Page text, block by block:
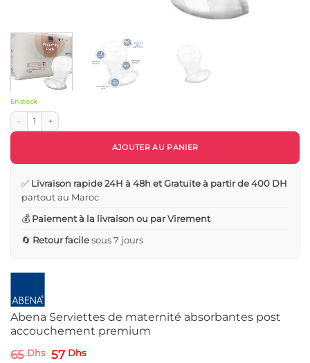
Abena Serviettes de maternité absorbantes post
accouchement premium
65Dhs Le
57 DhsLe
En stock
quantité de Abena Serviettes de maternité absorbantes post accouchement
AJOUTER AU PANIER
✅ Livraison rapide 24H à 48h et Gratuite à partir de 400 DH
partout au Maroc
💰 Paiement à la livraison ou par Virement
🔄 Retour facilesous 7 jours